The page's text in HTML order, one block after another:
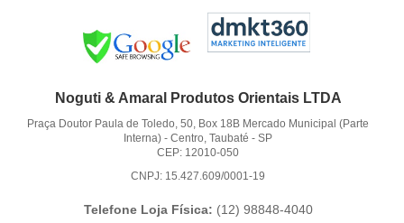
Noguti & Amaral Produtos Orientais LTDA
Praça Doutor Paula de Toledo, 50, Box 18B Mercado Municipal (Parte
Interna) -Centro, Taubaté -SP
CEP: 12010-050
CNPJ: 15.427.609/0001-19
Telefone Loja Física: (12) 98848-4040